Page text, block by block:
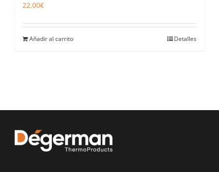
22,00€
Añadir al carrito Detalles